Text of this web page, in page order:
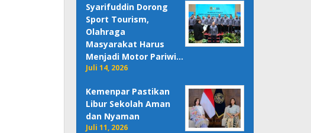
Syarifuddin Dorong
Sport Tourism,
Olahraga
Masyarakat Harus
Menjadi Motor Pariwi…
Juli 14, 2026
Kemenpar Pastikan
Libur Sekolah Aman
dan Nyaman
Juli 11, 2026